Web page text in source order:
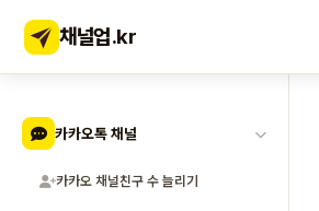
채널업.kr
카카오톡 채널
카카오 채널친구 수 늘리기